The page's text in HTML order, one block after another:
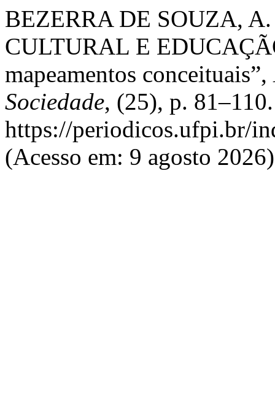
BEZERRA DE SOUZA,
CULTURAL E
mapeamentos conceituais”,
Sociedade, (25), p.
https://periodicos.ufpi.br/
(Acesso em: 9 agosto